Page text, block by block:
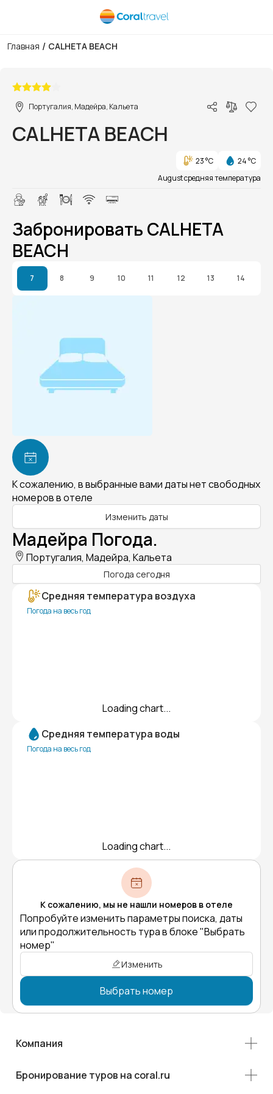
Главная / CALHETA BEACH
Португалия, Мадейра, Кальета
CALHETA BEACH
23 °C
24 °C
August средняя температура
Забронировать CALHETA
BEACH
7 8 9 10 11 12 13 14
К сожалению, в выбранные вами даты нет свободных
номеров в отеле
Изменить даты
Мадейра Погода.
Португалия, Мадейра, Кальета
Погода сегодня
Средняя температура воздуха
Погода на весь год
Loading chart...
Средняя температура воды
Погода на весь год
Loading chart...
К сожалению, мы не нашли номеров в отеле
Попробуйте изменить параметры поиска, даты
или продолжительность тура в блоке "Выбрать
номер"
Изменить
Выбрать номер
Компания
Бронирование туров на coral.ru